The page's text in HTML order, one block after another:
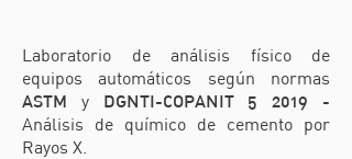
Laboratorio de análisis físico de
equipos automáticos según normas
ASTM y DGNTI-COPANIT 5 2019 -
Análisis de químico de cemento por
Rayos X.